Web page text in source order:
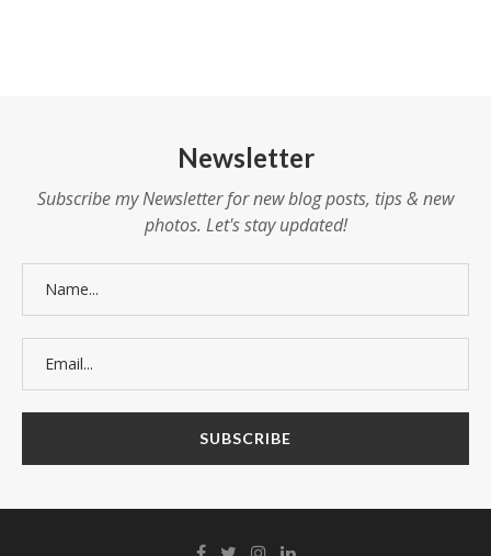
Newsletter
Subscribe my Newsletter for new blog posts, tips & new
photos. Let's stay updated!